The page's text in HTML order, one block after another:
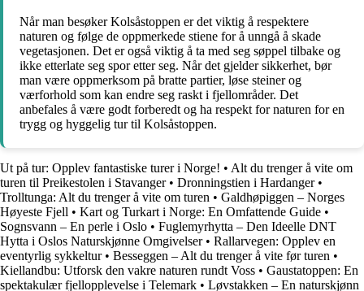
Når man besøker Kolsåstoppen er det viktig å respektere
naturen og følge de oppmerkede stiene for å unngå å skade
vegetasjonen. Det er også viktig å ta med seg søppel tilbake og
ikke etterlate seg spor etter seg. Når det gjelder sikkerhet, bør
man være oppmerksom på bratte partier, løse steiner og
værforhold som kan endre seg raskt i fjellområder. Det
anbefales å være godt forberedt og ha respekt for naturen for en
trygg og hyggelig tur til Kolsåstoppen.
Ut på tur: Opplev fantastiske turer i Norge! • Alt du trenger å vite om
turen til Preikestolen i Stavanger• Dronningstien i Hardanger•
Trolltunga: Alt du trenger å vite om turen • Galdhøpiggen – Norges
Høyeste Fjell • Kart og Turkart i Norge: En Omfattende Guide •
Sognsvann – En perle i Oslo • Fuglemyrhytta – Den Ideelle DNT
Hytta i Oslos Naturskjønne Omgivelser• Rallarvegen: Opplev en
eventyrlig sykkeltur• Besseggen – Alt du trenger å vite før turen •
Kiellandbu: Utforsk den vakre naturen rundt Voss • Gaustatoppen: En
spektakulær fjellopplevelse i Telemark • Løvstakken – En naturskjønn